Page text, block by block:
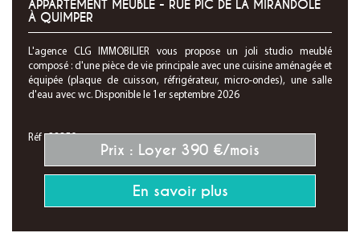
APPARTEMENT MEUBLÉ - RUE PIC DE LA MIRANDOLE
À QUIMPER
L'agence CLG IMMOBILIER vous propose un joli studio meublé
composé : d'une pièce de vie principale avec une cuisine aménagée et
équipée (plaque de cuisson, réfrigérateur, micro-ondes), une salle
d'eau avec wc. Disponible le 1er septembre 2026
Réf : 28350
Prix : Loyer 390 €/mois
En savoir plus